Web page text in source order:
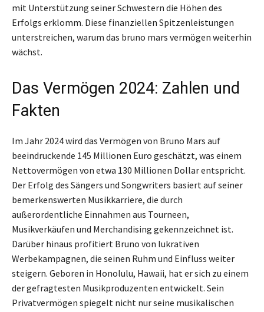
mit Unterstützung seiner Schwestern die Höhen des
Erfolgs erklomm. Diese finanziellen Spitzenleistungen
unterstreichen, warum das bruno mars vermögen weiterhin
wächst.
Das Vermögen 2024: Zahlen und
Fakten
Im Jahr 2024 wird das Vermögen von Bruno Mars auf
beeindruckende 145 Millionen Euro geschätzt, was einem
Nettovermögen von etwa 130 Millionen Dollar entspricht.
Der Erfolg des Sängers und Songwriters basiert auf seiner
bemerkenswerten Musikkarriere, die durch
außerordentliche Einnahmen aus Tourneen,
Musikverkäufen und Merchandising gekennzeichnet ist.
Darüber hinaus profitiert Bruno von lukrativen
Werbekampagnen, die seinen Ruhm und Einfluss weiter
steigern. Geboren in Honolulu, Hawaii, hat er sich zu einem
der gefragtesten Musikproduzenten entwickelt. Sein
Privatvermögen spiegelt nicht nur seine musikalischen